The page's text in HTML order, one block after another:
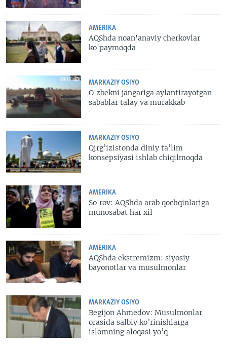
AMERIKA
AQShda noan'anaviy cherkovlar
ko'paymoqda
MARKAZIY OSIYO
O'zbekni jangariga aylantirayotgan
sabablar talay va murakkab
MARKAZIY OSIYO
Qirg’izistonda diniy ta’lim
konsepsiyasi ishlab chiqilmoqda
AMERIKA
So'rov: AQShda arab qochqinlariga
munosabat har xil
AMERIKA
AQShda ekstremizm: siyosiy
bayonotlar va musulmonlar
MARKAZIY OSIYO
Begijon Ahmedov: Musulmonlar
orasida salbiy ko’rinishlarga
islomning aloqasi yo’q